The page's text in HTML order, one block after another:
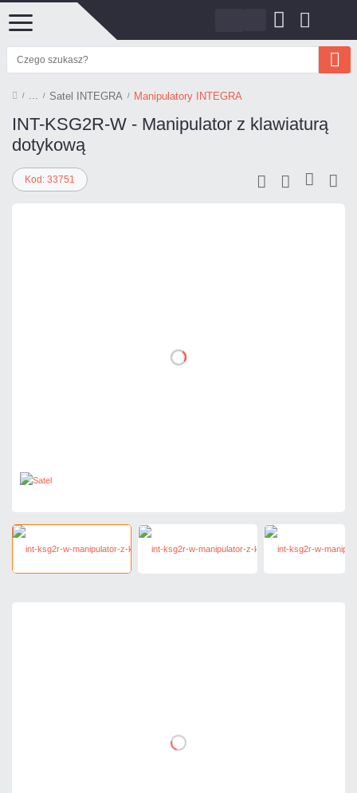
Satel INTEGRA Manipulatory INTEGRA
INT-KSG2R-W - Manipulator z klawiaturą
dotykową
Kod: 33751